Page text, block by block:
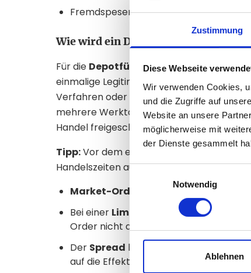
Zustimmung
Diese Webseite
Wir verwenden Cookies,
und die Zugriffe auf
Website an unsere
möglicherweise mit
der Dienste gesammelt
Einwilligungsauswahl
Notwendig
Ablehnen
Fremdspesen, etwa beim Handel an
Wie wird ein Depot eröffnet?
Für die Depotführungbrauchen Sie eine
einmalige Legitimation. Diese erfolgt je
Verfahren oder persönlich in der Filiale.
mehrere Werktage. Nach erfolgreicher
Handel freigeschaltet.
Tipp:Vor dem ersten Kauf sollten Sie
Handelszeiten auseinandersetzen. Dazu
Market-Order
, die zum
Bei einer Limit-Order
hingegen wird
Order nicht ausgeführt wird.
Der Spread bezeichnet die Differenz
auf die Effektivkosten des Kaufs aus.